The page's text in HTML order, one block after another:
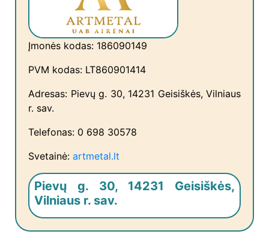
Įmonės kodas: 186090149
PVM kodas: LT860901414
Adresas: Pievų g. 30, 14231 Geisiškės, Vilniaus
r. sav.
Telefonas: 0 698 30578
Svetainė: artmetal.lt
Pievų g. 30, 14231 Geisiškės,
Vilniaus r. sav.